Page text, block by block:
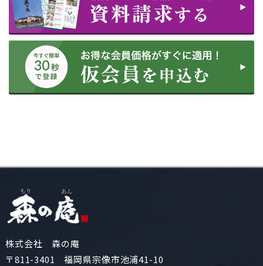
株式会社 森の庵
〒811-3401 福岡県宗像市池浦41-10